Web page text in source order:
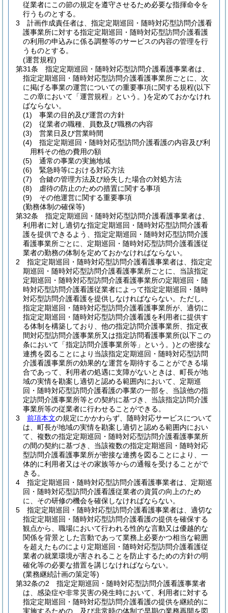
従業者にこの節の規定を遵守させるため必要な指揮命令を
行うものとする。
3
計画作成責任者は、指定定期巡回・随時対応型訪問介護看
護事業所に対する指定定期巡回・随時対応型訪問介護看護
の利用の申込みに係る調整等のサービスの内容の管理を行
うものとする。
(運営規程)
第31条
指定定期巡回・随時対応型訪問介護看護事業者は、
指定定期巡回・随時対応型訪問介護看護事業所ごとに、次
に掲げる事業の運営についての重要事項に関する規程(以下
この章において「運営規程」という。)を定めておかなけれ
ばならない。
(1)
事業の目的及び運営の方針
(2)
従業者の職種、員数及び職務の内容
(3)
営業日及び営業時間
(4)
指定定期巡回・随時対応型訪問介護看護の内容及び利
用料その他の費用の額
(5)
通常の事業の実施地域
(6)
緊急時等における対応方法
(7)
合鍵の管理方法及び紛失した場合の対処方法
(8)
虐待の防止のための措置に関する事項
(9)
その他運営に関する重要事項
(勤務体制の確保等)
第32条
指定定期巡回・随時対応型訪問介護看護事業者は、
利用者に対し適切な指定定期巡回・随時対応型訪問介護看
護を提供できるよう、指定定期巡回・随時対応型訪問介護
看護事業所ごとに、定期巡回・随時対応型訪問介護看護従
業者の勤務の体制を定めておかなければならない。
2
指定定期巡回・随時対応型訪問介護看護事業者は、指定定
期巡回・随時対応型訪問介護看護事業所ごとに、当該指定
定期巡回・随時対応型訪問介護看護事業所の定期巡回・随
時対応型訪問介護看護従業者によって指定定期巡回・随時
対応型訪問介護看護を提供しなければならない。 ただし、
指定定期巡回・随時対応型訪問介護看護事業所が、適切に
指定定期巡回・随時対応型訪問介護看護を利用者に提供す
る体制を構築しており、他の指定訪問介護事業所、指定夜
間対応型訪問介護事業所又は指定訪問看護事業所(以下この
条において「指定訪問介護事業所等」という。)との密接な
連携を図ることにより当該指定定期巡回・随時対応型訪問
介護看護事業所の効果的な運営を期待することができる場
合であって、利用者の処遇に支障がないときは、町長が地
域の実情を勘案し適切と認める範囲内において、定期巡
回・随時対応型訪問介護看護の事業の一部を、当該他の指
定訪問介護事業所等との契約に基づき、当該指定訪問介護
事業所等の従業者に行わせることができる。
3
前項本文の規定にかかわらず、随時対応サービスについて
は、町長が地域の実情を勘案し適切と認める範囲内におい
て、複数の指定定期巡回・随時対応型訪問介護看護事業所
の間の契約に基づき、当該複数の指定定期巡回・随時対応
型訪問介護看護事業所が密接な連携を図ることにより、一
体的に利用者又はその家族等からの通報を受けることがで
きる。
4
指定定期巡回・随時対応型訪問介護看護事業者は、定期巡
回・随時対応型訪問介護看護従業者の資質の向上のため
に、その研修の機会を確保しなければならない。
5
指定定期巡回・随時対応型訪問介護看護事業者は、適切な
指定定期巡回・随時対応型訪問介護看護の提供を確保する
観点から、職場において行われる性的な言動又は優越的な
関係を背景とした言動であって業務上必要かつ相当な範囲
を超えたものにより定期巡回・随時対応型訪問介護看護従
業者の就業環境が害されることを防止するための方針の明
確化等の必要な措置を講じなければならない。
(業務継続計画の策定等)
第32条の2
指定定期巡回・随時対応型訪問介護看護事業者
は、感染症や非常災害の発生時において、利用者に対する
指定定期巡回・随時対応型訪問介護看護の提供を継続的に
実施するための、及び非常時の体制で早期の業務再開を図